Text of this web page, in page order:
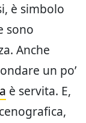
è simbolo
sono
Anche
un po’
è servita. E,